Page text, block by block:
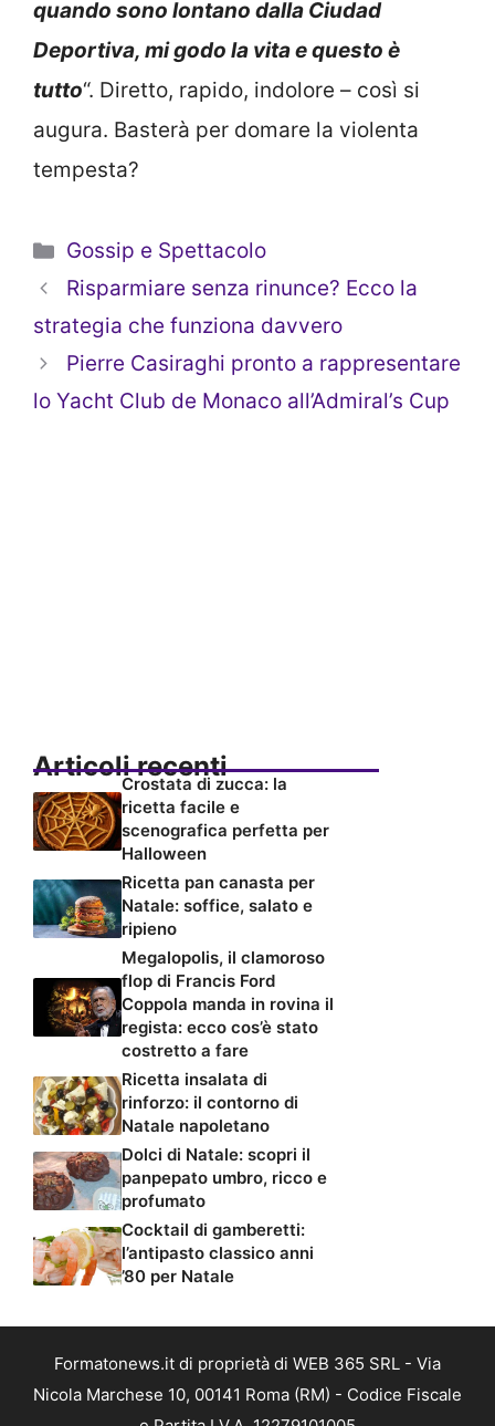
quando sono lontano dalla Ciudad
Deportiva, mi godo la vita e questo è
tutto“. Diretto, rapido, indolore – così si
augura. Basterà per domare la violenta
tempesta?
Categorie
Gossip e Spettacolo
Risparmiare senza rinunce? Ecco la
strategia che funziona davvero
Pierre Casiraghi pronto a rappresentare
lo Yacht Club de Monaco all’Admiral’s Cup
Articoli recenti
Crostata di zucca: la
ricetta facile e
scenografica perfetta per
Halloween
Ricetta pan canasta per
Natale: soffice, salato e
ripieno
Megalopolis, il clamoroso
flop di Francis Ford
Coppola manda in rovina il
regista: ecco cos’è stato
costretto a fare
Ricetta insalata di
rinforzo: il contorno di
Natale napoletano
Dolci di Natale: scopri il
panpepato umbro, ricco e
profumato
Cocktail di gamberetti:
l’antipasto classico anni
’80 per Natale
Formatonews.it di proprietà di WEB 365 SRL - Via
Nicola Marchese 10, 00141 Roma (RM) - Codice Fiscale